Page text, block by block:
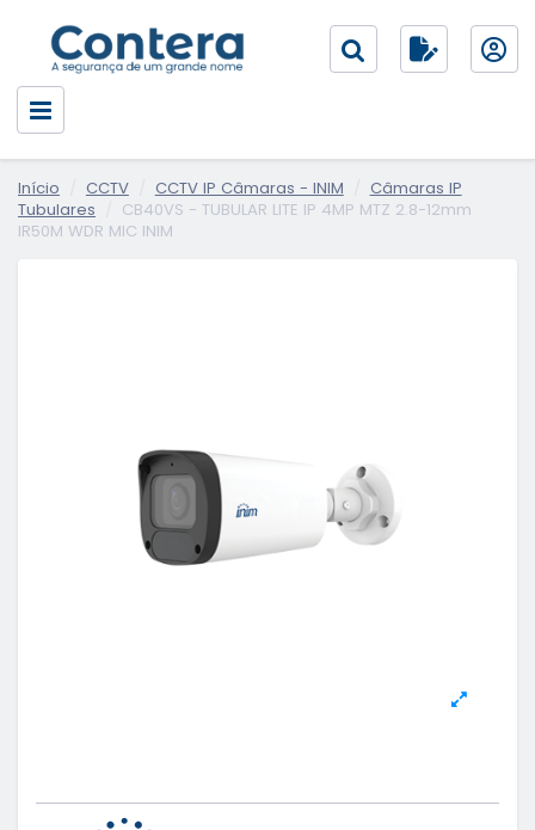
Início CCTV CCTV IP Câmaras - INIM
Câmaras IP
Tubulares
CB40VS - TUBULAR LITE IP 4MP MTZ 2.8-12mm
IR50M WDR MIC INIM